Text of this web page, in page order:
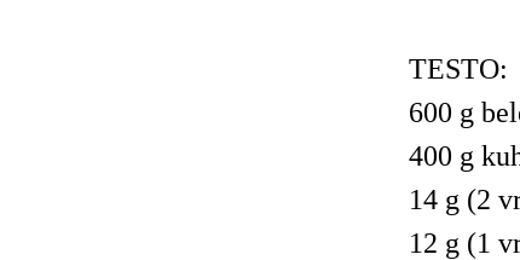
TESTO:
600 g
400 g
14 g (2
12 g (1